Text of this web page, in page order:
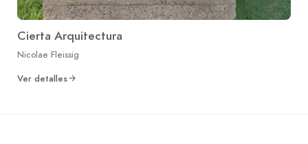
Cierta Arquitectura
Nicolae Fleissig
Ver detalles